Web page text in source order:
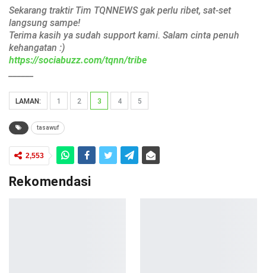
Sekarang traktir Tim TQNNEWS gak perlu ribet, sat-set
langsung sampe!
Terima kasih ya sudah support kami. Salam cinta penuh
kehangatan :)
https://sociabuzz.com/tqnn/tribe
LAMAN: 1 2 3 4 5
tasawuf
2,553
Rekomendasi